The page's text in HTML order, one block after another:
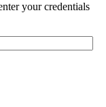
your credentials